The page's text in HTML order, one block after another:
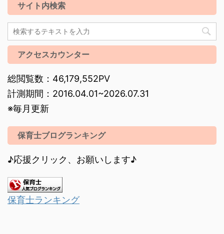
サイト内検索
アクセスカウンター
総閲覧数：46,179,552PV
計測期間：2016.04.01~2026.07.31
※毎月更新
保育士ブログランキング
♪応援クリック、お願いします♪
保育士ランキング